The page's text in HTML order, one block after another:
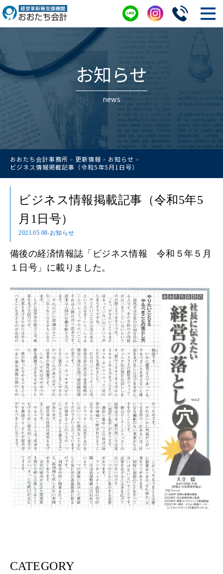
お知らせ
news
おおたち会計事務所 > 更新情報 > お知らせ >
ビジネス情報掲載記事（令和5年5月1日号）
ビジネス情報掲載記事（令和5年5
月1日号）
2023.05.08-お知らせ
備後の経済情報誌「ビジネス情報 令和５年５月
１日号」に載りました。
CATEGORY